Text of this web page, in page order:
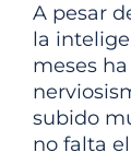
A pesar
la
meses
subido
no falta